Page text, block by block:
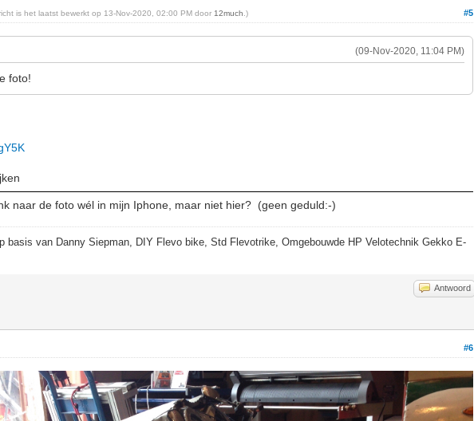
#5
is het laatst bewerkt op 13-Nov-2020, 02:00 PM door 12much .)
(09-Nov-2020, 11:04 PM)
foto!
naar de foto wél in mijn Iphone, maar niet hier? (geen geduld:-)
basis van Danny Siepman, DIY Flevo bike, Std Flevotrike, Omgebouwde HP Velotechnik Gekko E-
Antwoord
#6